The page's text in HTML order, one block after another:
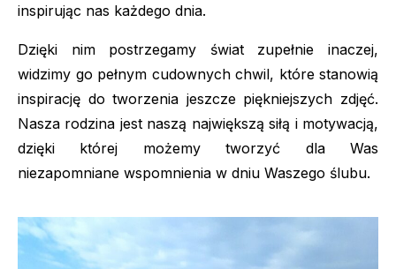
inspirując nas każdego dnia.
Dzięki nim postrzegamy świat zupełnie inaczej,
widzimy go pełnym cudownych chwil, które stanowią
inspirację do tworzenia jeszcze piękniejszych zdjęć.
Nasza rodzina jest naszą największą siłą i motywacją,
dzięki której możemy tworzyć dla Was
niezapomniane wspomnienia w dniu Waszego ślubu.